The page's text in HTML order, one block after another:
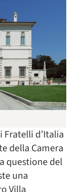
d’Italia
della Camera
questione del
una